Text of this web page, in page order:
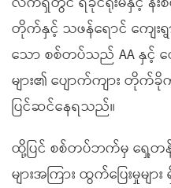
တိုက်နှင့် သဖန်ရောင် ကျေး
သော စစ်တပ်သည် AA နှင့် တ
များ၏ ပျောက်ကျား တို
ပြင်ဆင်နေရသည်။
ထို့ပြင် စစ်တပ်ဘက်မှ ရှေ့တ
များအကြား ထွက်ပြေးမှုမ